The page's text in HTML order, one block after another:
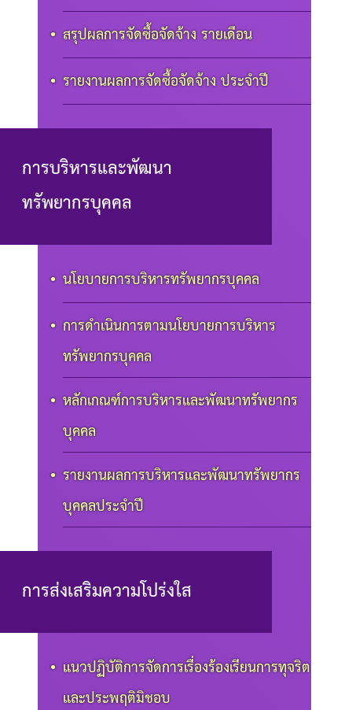
สรุปผลการจัดซื้อจัดจ้าง รายเดือน
รายงานผลการจัดซื้อจัดจ้าง ประจำปี
การบริหารและพัฒนา
ทรัพยากรบุคคล
นโยบายการบริหารทรัพยากรบุคคล
การดำเนินการตามนโยบายการบริหาร
ทรัพยากรบุคคล
หลักเกณฑ์การบริหารและพัฒนาทรัพยากร
บุคคล
รายงานผลการบริหารและพัฒนาทรัพยากร
บุคคลประจำปี
การส่งเสริมความโปร่งใส
แนวปฏิบัติการจัดการเรื่องร้องเรียนการทุจริต
และประพฤติมิชอบ